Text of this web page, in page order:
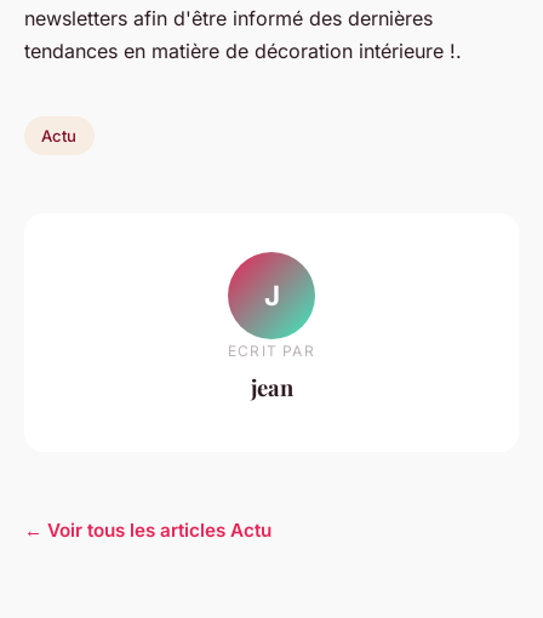
newsletters afin d'être informé des dernières
tendances en matière de décoration intérieure !.
Actu
J
ECRIT PAR
jean
← Voir tous les articles Actu